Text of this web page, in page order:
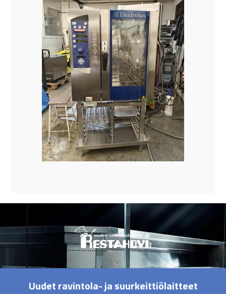
Uudet ravintola- ja suurkeittiölaitteet